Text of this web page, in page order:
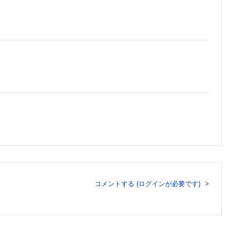
中)
信中)
に介入するためのキホン(配信中)
るのか？いつも行う検査の選択・解釈の基本を教えます(配信
ための、処方の考え方・具体的な使い方を教えます(配信中)
コメントする (ログインが必要です)